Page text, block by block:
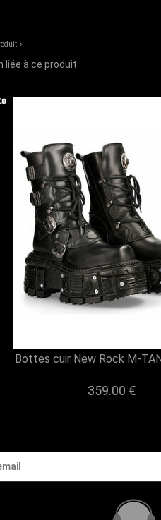
liée à ce produit
Bottes cuir New Rock M-
359.00 €